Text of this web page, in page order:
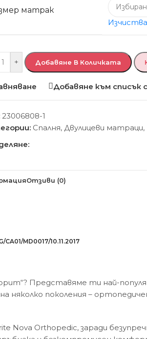
матрак
+ Добавяне В Количката
Добавяне към списък
23006808-1
Спалня, Двулицеви матраци,
Отзиви (0)
MD0017/10.11.2017
Представяме ти най-
поколения –
Orthopedic, заради